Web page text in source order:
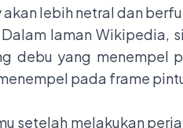
lebih netral dan
laman Wikipedia,
debu yang menempel
pada frame
setelah melakukan